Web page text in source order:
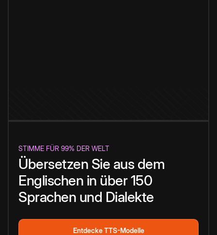
STIMME FÜR 99% DER WELT
Übersetzen Sie aus dem
Englischen in über 150
Sprachen und Dialekte
Entdecke TTS-Modelle